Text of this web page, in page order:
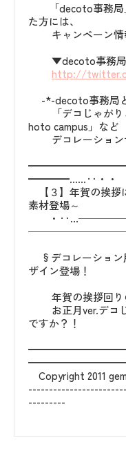
「decoto事務局
た方には、
キャンペーン情
▼decoto事務
http://
-*-decoto事務局
「デコじゃがり
hoto campus」など
デコレーションサ
━━━━……‥・・
【３】年賀の挨拶
素材登場～
・
§デコレーション
ザイン登場！
年賀の挨拶回り
お正月ver.デコじ
ですか？！
Copyright 2011